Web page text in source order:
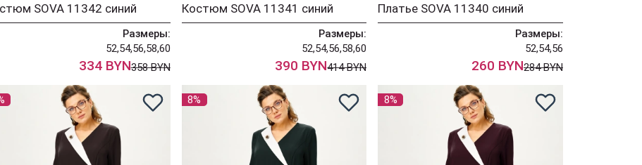
SOVA 11342 синий
Размеры:
52,54,56,58,60
334 BYN358 BYN
Костюм SOVA 11341 синий
Размеры:
52,54,56,58,60
390 BYN414 BYN
Платье SOVA 11340 синий
Размеры:
52,54,56
260 BYN284 BYN
8% 8%